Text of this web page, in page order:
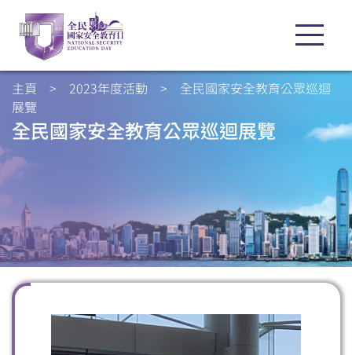
主頁 > 2023年度活動 > 全民國家安全教育公眾巡迴
展覽
全民國家安全教育公眾巡迴展覽